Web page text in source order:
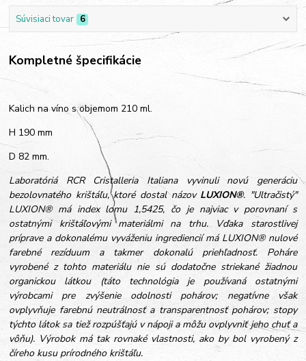
Súvisiaci tovar 6
Kompletné špecifikácie
Kalich na víno s objemom 210 ml.
H 190 mm
D 82 mm.
Laboratóriá RCR Cristalleria Italiana vyvinuli novú generáciu
bezolovnatého krištáľu, ktoré dostal názov LUXION®. "Ultračistý"
LUXION® má index lomu 1,5425, čo je najviac v porovnaní s
ostatnými krištáľovými materiálmi na trhu. Vďaka starostlivej
príprave a dokonalému vyváženiu ingrediencií má LUXION® nulové
farebné rezíduum a takmer dokonalú priehľadnosť. Poháre
vyrobené z tohto materiálu nie sú dodatočne striekané žiadnou
organickou látkou (táto technológia je používaná ostatnými
výrobcami pre zvýšenie odolnosti pohárov; negatívne však
ovplyvňuje farebnú neutrálnosť a transparentnosť pohárov; stopy
týchto látok sa tiež rozpúšťajú v nápoji a môžu ovplyvniť jeho chuť a
vôňu). Výrobok má tak rovnaké vlastnosti, ako by bol vyrobený z
číreho kusu prírodného krištáľu.